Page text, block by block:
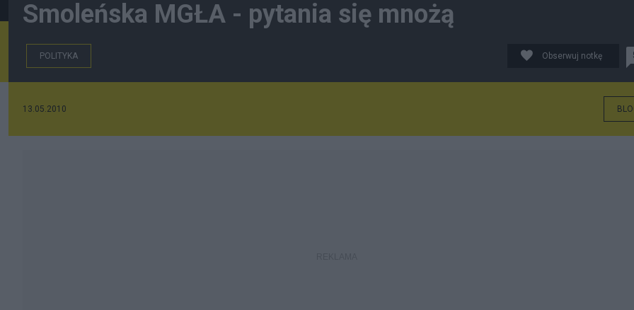
Smoleńska MGŁA - pytania się mnożą
POLITYKA Obserwuj notkę
13.05.2010